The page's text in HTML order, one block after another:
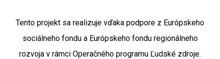
Tento projekt sa realizuje vďaka podpore z Európskeho
sociálneho fondu a Európskeho fondu regionálneho
rozvoja v rámci Operačného programu Ľudské zdroje.